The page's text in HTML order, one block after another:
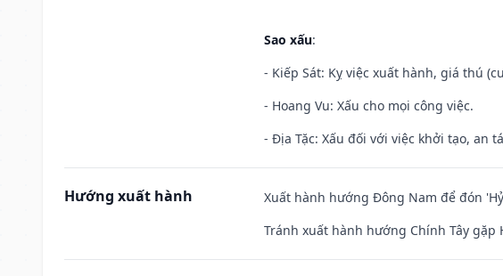
Sao xấu:
- Kiếp Sát: Kỵ việc xuất hành, giá thú
- Hoang Vu: Xấu cho mọi công việc.
- Địa Tặc: Xấu đối với việc khởi tạo, an
Hướng xuất hành
Xuất hành hướng Đông Nam để đón
Tránh xuất hành hướng Chính Tây gặp